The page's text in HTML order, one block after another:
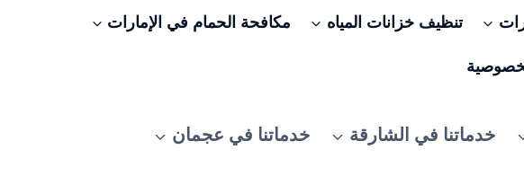
تنظيف خزانات المياه مكافحة الحمام في الإمارات
خدماتنا في الشارقة خدماتنا في عجمان